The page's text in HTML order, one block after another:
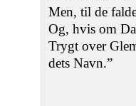
Men, til de
Og, hvis om
Trygt over
dets Navn.”